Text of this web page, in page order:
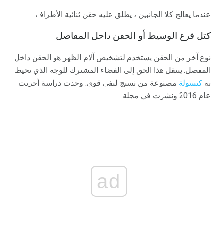
عندما يعالج كلا الجانبين ، يطلق عليه حقن ثنائية الأطراف.
كتل فرع الوسيط أو الحقن داخل المفاصل
نوع آخر من الحقن يستخدم لتشخيص آلام الظهر هو الحقن داخل
المفصل. ينتقل هذا الحق إلى الفضاء المشترك للوجه الذي تحيط
به كبسولة مصنوعة من نسيج ليفي قوي. وجدت دراسة أجريت
عام 2016 ونشرت في مجلة
ad